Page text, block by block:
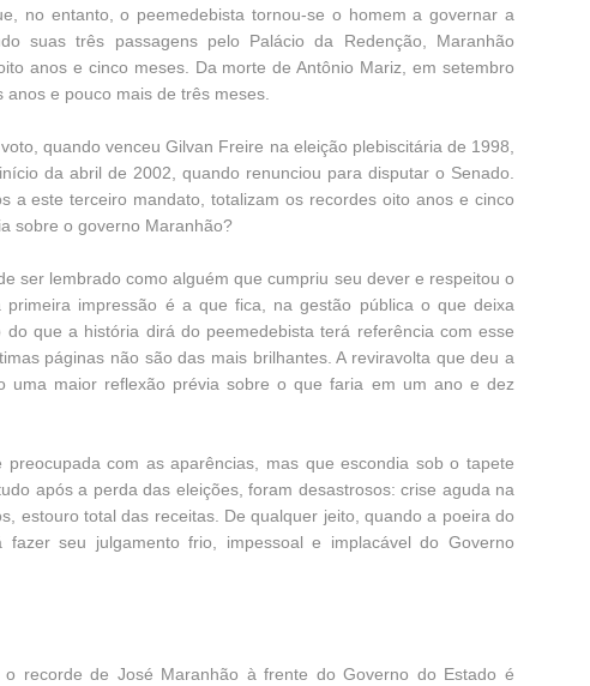
no entanto, o peemedebista tornou-se o homem a governar a
suas três passagens pelo Palácio da Redenção, Maranhão
anos e cinco meses. Da morte de Antônio Mariz, em setembro
e pouco mais de três meses.
quando venceu Gilvan Freire na eleição plebiscitária de 1998,
da abril de 2002, quando renunciou para disputar o Senado.
a este terceiro mandato, totalizam os recordes oito anos e cinco
sobre o governo Maranhão?
ser lembrado como alguém que cumpriu seu dever e respeitou o
impressão é a que fica, na gestão pública o que deixa
que a história dirá do peemedebista terá referência com esse
páginas não são das mais brilhantes. A reviravolta que deu a
uma maior reflexão prévia sobre o que faria em um ano e dez
com as aparências, mas que escondia sob o tapete
após a perda das eleições, foram desastrosos: crise aguda na
estouro total das receitas. De qualquer jeito, quando a poeira do
seu julgamento frio, impessoal e implacável do Governo
recorde de José Maranhão à frente do Governo do Estado é